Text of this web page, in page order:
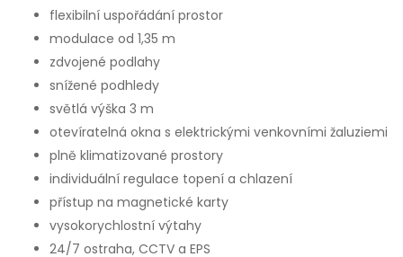
flexibilní uspořádání prostor
modulace od 1,35 m
zdvojené podlahy
snížené podhledy
světlá výška 3 m
otevíratelná okna s elektrickými venkovními žaluziemi
plně klimatizované prostory
individuální regulace topení a chlazení
přístup na magnetické karty
vysokorychlostní výtahy
24/7 ostraha, CCTV a EPS